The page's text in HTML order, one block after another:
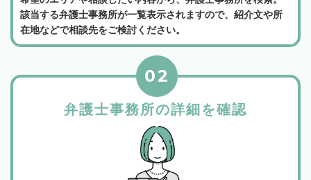
該当する弁護士事務所が一覧表示されますので、紹介文や所
在地などで相談先をご検討ください。
弁護士事務所の詳細を確認
02